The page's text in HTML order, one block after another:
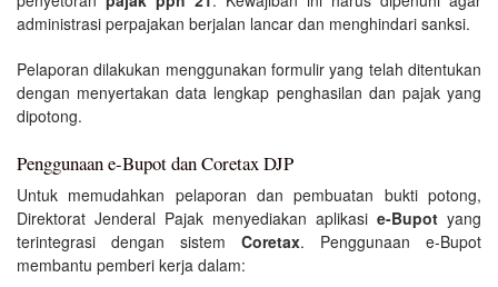
administrasi perpajakan berjalan lancar dan menghindari sanksi.
Pelaporan dilakukan menggunakan formulir yang telah ditentukan
dengan menyertakan data lengkap penghasilan dan pajak yang
dipotong.
Penggunaan e-Bupot dan Coretax DJP
Untuk memudahkan pelaporan dan pembuatan bukti potong,
Direktorat Jenderal Pajak menyediakan aplikasi e-Bupot yang
terintegrasi dengan sistem Coretax. Penggunaan e-Bupot
membantu pemberi kerja dalam: